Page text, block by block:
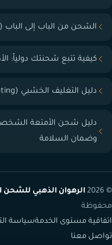
الشحن من الباب إلى الباب (Door-to-Door): المميزات والعيوب
كيفية تتبع شحنتك دولياً:
دليل التغليف الخشبي (Crating) للبضائع الثقيلة والحساسة
دليل شحن الأمتعة
وضمان السلامة
© 2026 الرهوان الذهبي
محفوظة
اتفاقية مستوى الخدمةسياسة
تواصل معنا